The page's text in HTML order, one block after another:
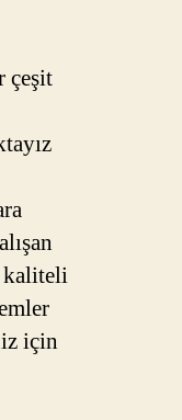
çeşit
kaliteli
için